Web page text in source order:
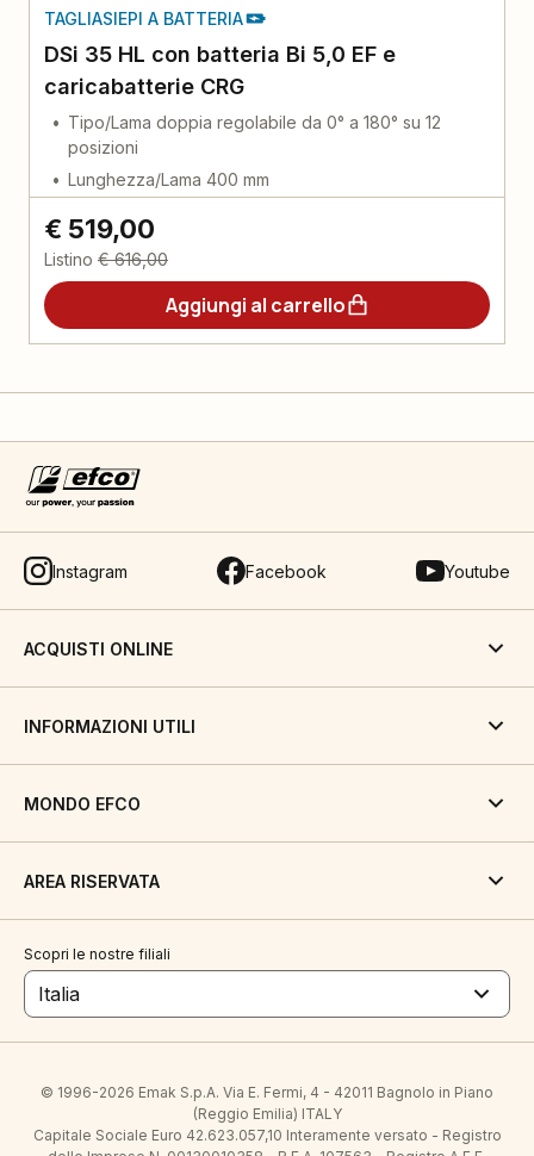
TAGLIASIEPI A BATTERIA
DSi 35 HL con batteria Bi 5,0 EF e
caricabatterie CRG
Tipo/Lama doppia regolabile da 0° a 180° su 12
posizioni
Lunghezza/Lama 400 mm
€ 519,00
Listino € 616,00
Aggiungi al carrello
Instagram Facebook Youtube
ACQUISTI ONLINE
INFORMAZIONI UTILI
MONDO EFCO
AREA RISERVATA
Scopri le nostre filiali
Italia
© 1996-2026 Emak S.p.A. Via E. Fermi, 4 - 42011 Bagnolo in Piano
(Reggio Emilia) ITALY
Capitale Sociale Euro 42.623.057,10 Interamente versato - Registro